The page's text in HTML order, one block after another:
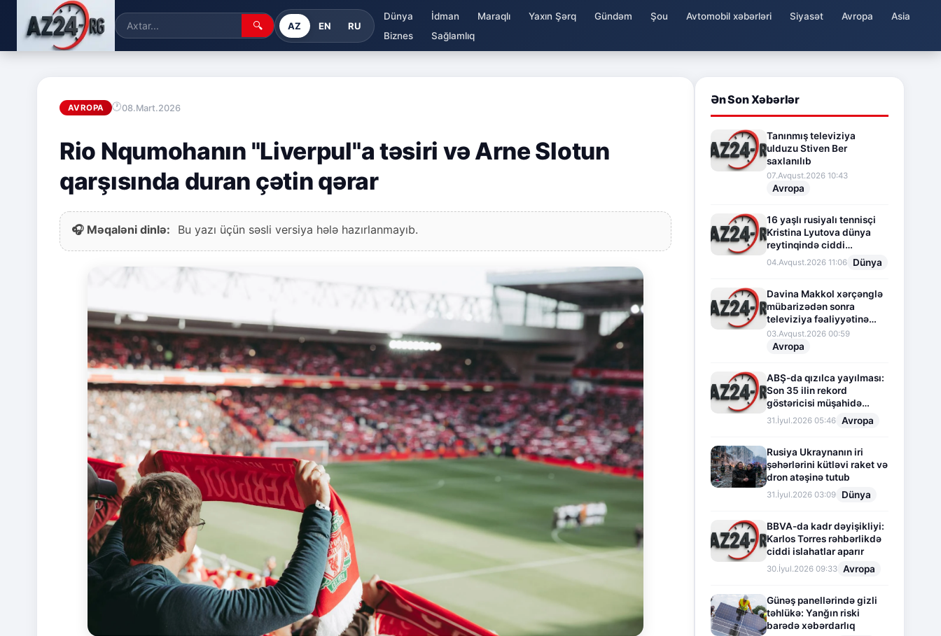
🔍 AZ EN RU
Dünya İdman Maraqlı Yaxın Şərq Gündəm Şou Avtomobil xəbərləri Siyasət Avropa
Asia
Biznes
Sağlamlıq
AVROPA 08.Mart.2026
Rio Nqumohanın "Liverpul"a təsiri və Arne Slotun
qarşısında duran çətin qərar
🎧 Məqaləni dinlə: Bu yazı üçün səsli versiya hələ hazırlanmayıb.
Ən Son Xəbərlər
Tanınmış televiziya
ulduzu Stiven Ber
saxlanılıb
07.Avqust.2026 10:43
Avropa
16 yaşlı rusiyalı tennisçi
Kristina Lyutova dünya
reytinqində ciddi
irəliləyişə imza atdı
04.Avqust.2026 11:06 Dünya
Davina Makkol xərçənglə
mübarizədən sonra
televiziya fəaliyyətinə
fasilə verir
03.Avqust.2026 00:59
Avropa
ABŞ-da qızılca yayılması:
Son 35 ilin rekord
göstəricisi müşahidə
olunur
31.İyul.2026 05:46 Avropa
Rusiya Ukraynanın iri
şəhərlərini kütləvi raket və
dron atəşinə tutub
31.İyul.2026 03:09 Dünya
BBVA-da kadr dəyişikliyi:
Karlos Torres rəhbərlikdə
ciddi islahatlar aparır
30.İyul.2026 09:33 Avropa
Günəş panellərində gizli
təhlükə: Yanğın riski
barədə xəbərdarlıq